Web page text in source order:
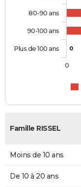
0
80-90 ans
90-100 ans
Plus de 100 ans
0
Famille RISSEL
Moins de 10 ans
De 10 à 20 ans